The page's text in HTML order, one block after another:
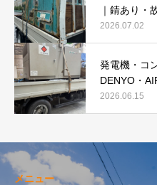
｜錆あり・
した
2026.07.02
発電機・コ
DENYO・
化中
2026.06.15
メニュー